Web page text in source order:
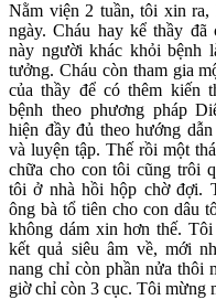
Nằm viện 2 tuần, tôi xin
ngày. Cháu hay kể thầy
này người khác khỏi bệnh
tưởng. Cháu còn tham gia
của thầy để có thêm kiến
bệnh theo phương pháp
hiện đầy đủ theo hướng
và luyện tập. Thế rồi một
chữa cho con tôi cũng trôi
tôi ở nhà hồi hộp chờ đợi.
ông bà tổ tiên cho con dâu
không dám xin hơn thế.
kết quả siêu âm về, mới
nang chỉ còn phần nửa thôi
giờ chỉ còn 3 cục. Tôi mừng